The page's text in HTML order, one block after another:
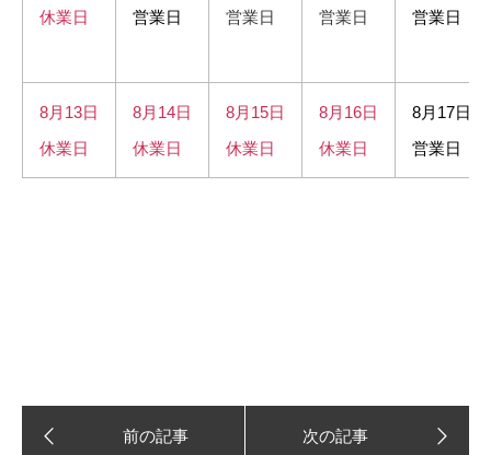
休業日
営業日
営業日
営業日
営業日
8月13日
休業日
8月14日
休業日
8月15日
休業日
8月16日
休業日
8月17日
営業日